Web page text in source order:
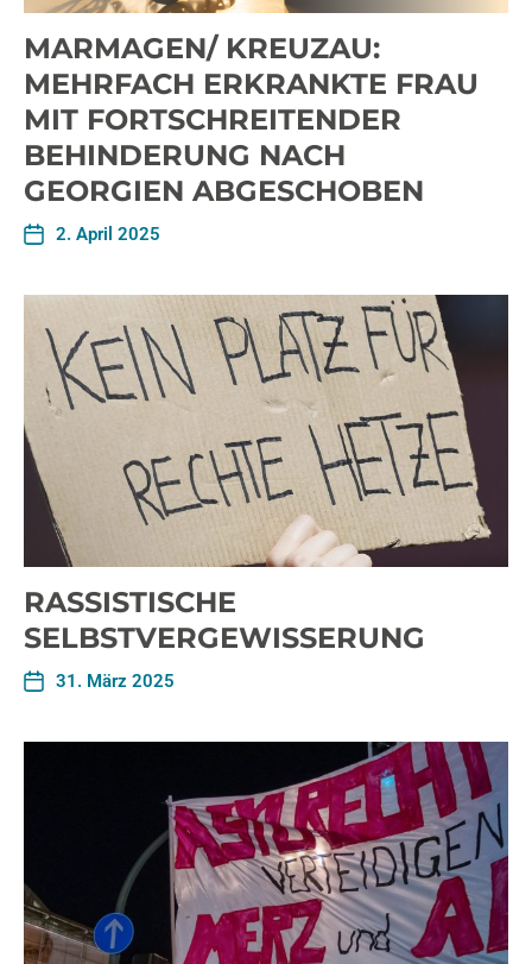
MARMAGEN/ KREUZAU:
MEHRFACH ERKRANKTE FRAU
MIT FORTSCHREITENDER
BEHINDERUNG NACH
GEORGIEN ABGESCHOBEN
2. April 2025
RASSISTISCHE
SELBSTVERGEWISSERUNG
31. März 2025